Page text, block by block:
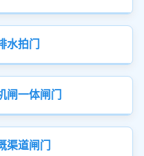
水拍门
闸一体闸门
渠道闸门